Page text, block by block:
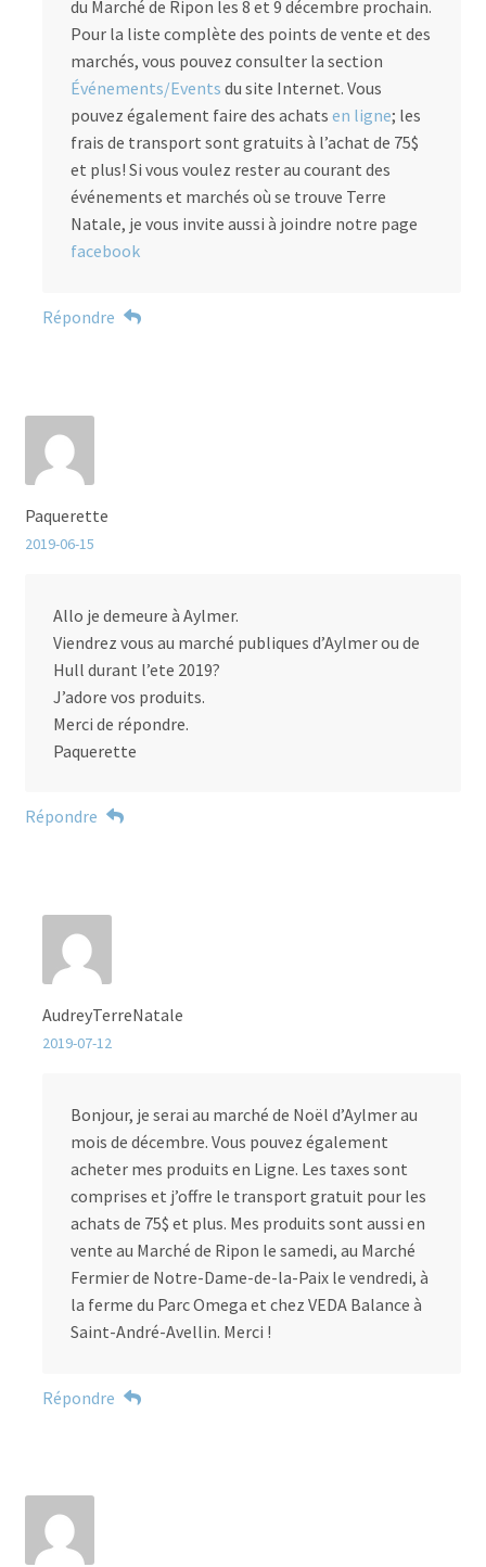
du Marché de Ripon les 8 et 9 décembre prochain.
Pour la liste complète des points de vente et des
marchés, vous pouvez consulter la section
Événements/Events du site Internet. Vous
pouvez également faire des achats en ligne; les
frais de transport sont gratuits à l’achat de 75$
et plus! Si vous voulez rester au courant des
événements et marchés où se trouve Terre
Natale, je vous invite aussi à joindre notre page
facebook
Répondre
Paquerette
2019-06-15
Allo je demeure à Aylmer.
Viendrez vous au marché publiques d’Aylmer ou de
Hull durant l’ete 2019?
J’adore vos produits.
Merci de répondre.
Paquerette
Répondre
AudreyTerreNatale
2019-07-12
Bonjour, je serai au marché de Noël d’Aylmer au
mois de décembre. Vous pouvez également
acheter mes produits en Ligne. Les taxes sont
comprises et j’offre le transport gratuit pour les
achats de 75$ et plus. Mes produits sont aussi en
vente au Marché de Ripon le samedi, au Marché
Fermier de Notre-Dame-de-la-Paix le vendredi, à
la ferme du Parc Omega et chez VEDA Balance à
Saint-André-Avellin. Merci !
Répondre